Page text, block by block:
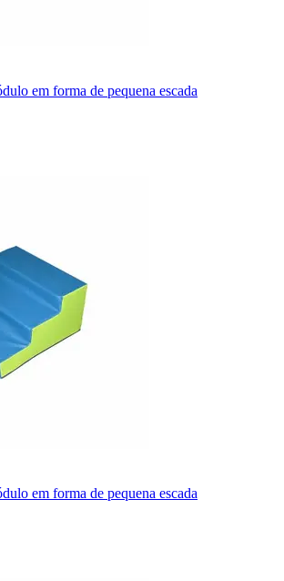
em forma de pequena escada
em forma de pequena escada